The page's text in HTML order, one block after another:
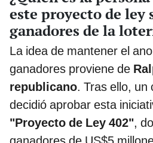
este proyecto de ley
ganadores de la
La idea de mantener el
ganadores proviene de
republicano. Tras ello, un
decidió aprobar esta
"Proyecto de Ley 402",